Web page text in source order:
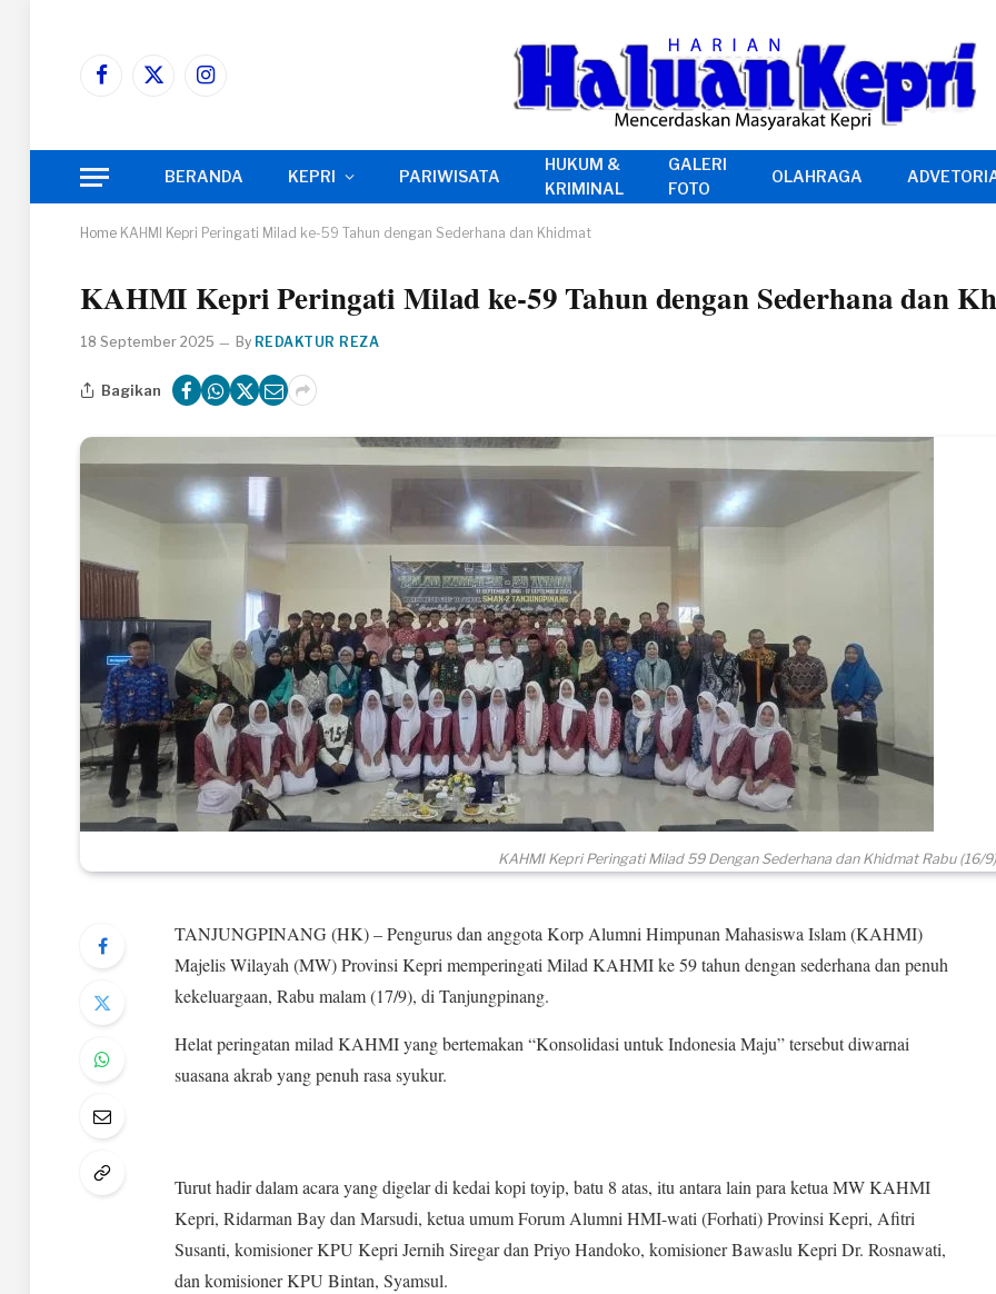
Facebook
X
Instagram
BERANDA KEPRI PARIWISATA
HUKUM &
KRIMINAL
GALERI
FOTO
OLAHRAGA
Home KAHMI Kepri Peringati Milad ke-59 Tahun dengan Sederhana dan Khidmat
KAHMI Kepri Peringati Milad ke-59 Tahun dengan Sederhana dan
18 September 2025 By REDAKTUR REZA
Bagikan
KAHMI Kepri Peringati Milad 59 Dengan Sederhana dan Khidmat Rabu (16/9)
TANJUNGPINANG (HK) – Pengurus dan anggota Korp Alumni Himpunan Mahasiswa Islam (KAHMI)
Majelis Wilayah (MW) Provinsi Kepri memperingati Milad KAHMI ke 59 tahun dengan sederhana dan penuh
kekeluargaan, Rabu malam (17/9), di Tanjungpinang.
Helat peringatan milad KAHMI yang bertemakan “Konsolidasi untuk Indonesia Maju” tersebut diwarnai
suasana akrab yang penuh rasa syukur.
Turut hadir dalam acara yang digelar di kedai kopi toyip, batu 8 atas, itu antara lain para ketua MW KAHMI
Kepri, Ridarman Bay dan Marsudi, ketua umum Forum Alumni HMI-wati (Forhati) Provinsi Kepri, Afitri
Susanti, komisioner KPU Kepri Jernih Siregar dan Priyo Handoko, komisioner Bawaslu Kepri Dr. Rosnawati,
dan komisioner KPU Bintan, Syamsul.